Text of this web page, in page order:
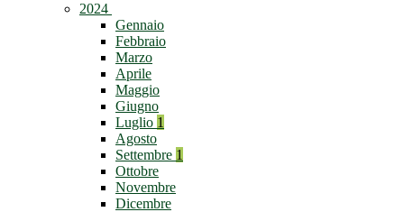
2024
Gennaio
Febbraio
Marzo
Aprile
Maggio
Giugno
Luglio 1
Agosto
Settembre 1
Ottobre
Novembre
Dicembre